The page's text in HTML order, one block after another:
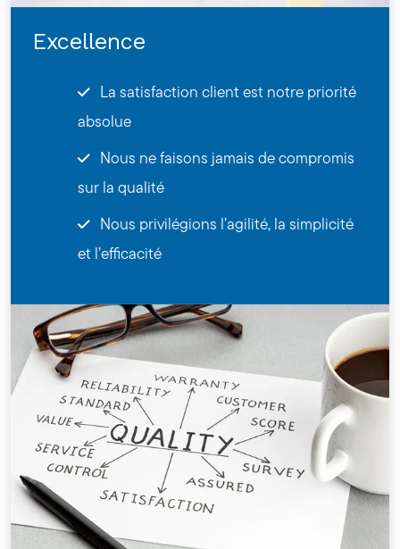
Excellence
La satisfaction client est notre priorité
absolue
Nous ne faisons jamais de compromis
sur la qualité
Nous privilégions l’agilité, la simplicité
et l’efficacité